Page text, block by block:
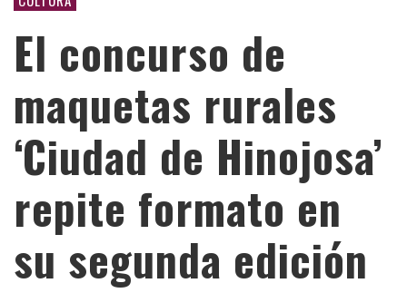
El concurso de
maquetas rurales
‘Ciudad de Hinojosa’
repite formato en
su segunda edición